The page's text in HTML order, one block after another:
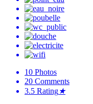
10 Photos
20 Comments
3.5 Rating★